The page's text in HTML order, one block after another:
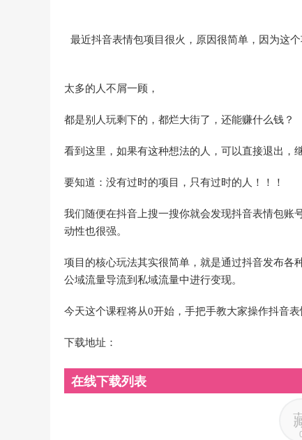
最近抖音表情包项目很火，原因很简单，因为这
太多的人不屑一顾，
都是别人玩剩下的，都烂大街了，还能赚什么钱？
看到这里，如果有这种想法的人，可以直接退出
要知道：没有过时的项目，只有过时的人！！！
我们随便在抖音上搜一搜你就会发现抖音表情包账
动性也很强。
项目的核心玩法其实很简单，就是通过抖音发布各
公域流量导流到私域流量中进行变现。
今天这个课程将从0开始，手把手教大家操作抖音
下载地址：
在线下载列表